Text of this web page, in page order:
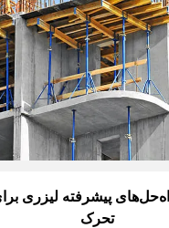
پیشرفته لیزری
تحرک